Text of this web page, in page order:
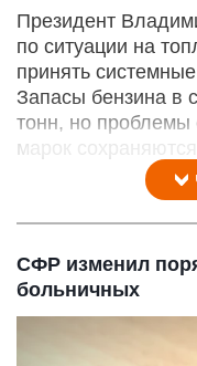
Президент
по ситуации на
принять
Запасы бензина в
тонн, но
марок сохраняются.
СФР изменил
больничных